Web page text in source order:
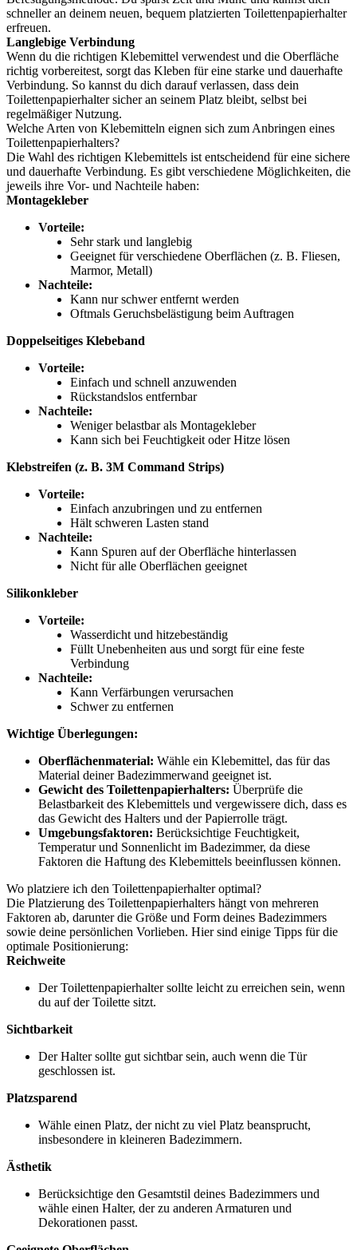
schneller an deinem neuen, bequem platzierten Toilettenpapierhalter
erfreuen.
Langlebige Verbindung
Wenn du die richtigen Klebemittel verwendest und die Oberfläche
richtig vorbereitest, sorgt das Kleben für eine starke und dauerhafte
Verbindung. So kannst du dich darauf verlassen, dass dein
Toilettenpapierhalter sicher an seinem Platz bleibt, selbst bei
regelmäßiger Nutzung.
Welche Arten von Klebemitteln eignen sich zum Anbringen eines
Toilettenpapierhalters?
Die Wahl des richtigen Klebemittels ist entscheidend für eine sichere
und dauerhafte Verbindung. Es gibt verschiedene Möglichkeiten, die
jeweils ihre Vor- und Nachteile haben:
Montagekleber
Vorteile:
Sehr stark und langlebig
Geeignet für verschiedene Oberflächen (z. B. Fliesen,
Marmor, Metall)
Nachteile:
Kann nur schwer entfernt werden
Oftmals Geruchsbelästigung beim Auftragen
Doppelseitiges Klebeband
Vorteile:
Einfach und schnell anzuwenden
Rückstandslos entfernbar
Nachteile:
Weniger belastbar als Montagekleber
Kann sich bei Feuchtigkeit oder Hitze lösen
Klebstreifen (z. B. 3M Command Strips)
Vorteile:
Einfach anzubringen und zu entfernen
Hält schweren Lasten stand
Nachteile:
Kann Spuren auf der Oberfläche hinterlassen
Nicht für alle Oberflächen geeignet
Silikonkleber
Vorteile:
Wasserdicht und hitzebeständig
Füllt Unebenheiten aus und sorgt für eine feste
Verbindung
Nachteile:
Kann Verfärbungen verursachen
Schwer zu entfernen
Wichtige Überlegungen:
Oberflächenmaterial: Wähle ein Klebemittel, das für das
Material deiner Badezimmerwand geeignet ist.
Gewicht des Toilettenpapierhalters: Überprüfe die
Belastbarkeit des Klebemittels und vergewissere dich, dass es
das Gewicht des Halters und der Papierrolle trägt.
Umgebungsfaktoren: Berücksichtige Feuchtigkeit,
Temperatur und Sonnenlicht im Badezimmer, da diese
Faktoren die Haftung des Klebemittels beeinflussen können.
Wo platziere ich den Toilettenpapierhalter optimal?
Die Platzierung des Toilettenpapierhalters hängt von mehreren
Faktoren ab, darunter die Größe und Form deines Badezimmers
sowie deine persönlichen Vorlieben. Hier sind einige Tipps für die
optimale Positionierung:
Reichweite
Der Toilettenpapierhalter sollte leicht zu erreichen sein, wenn
du auf der Toilette sitzt.
Sichtbarkeit
Der Halter sollte gut sichtbar sein, auch wenn die Tür
geschlossen ist.
Platzsparend
Wähle einen Platz, der nicht zu viel Platz beansprucht,
insbesondere in kleineren Badezimmern.
Ästhetik
Berücksichtige den Gesamtstil deines Badezimmers und
wähle einen Halter, der zu anderen Armaturen und
Dekorationen passt.